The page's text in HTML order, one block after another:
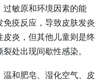
敏原和环境因素的能
疫反应，导致皮肤发炎
炎，但其他儿童则是终
处出现间歇性感染。
和肥皂、湿化空气、皮